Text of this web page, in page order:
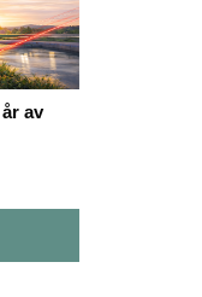
av